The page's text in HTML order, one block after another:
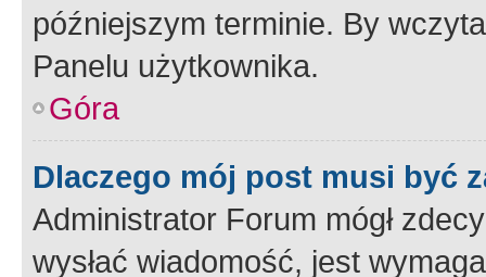
późniejszym terminie. By
Panelu użytkownika.
Góra
Dlaczego mój post musi być
Administrator Forum mógł
wysłać wiadomość, jest